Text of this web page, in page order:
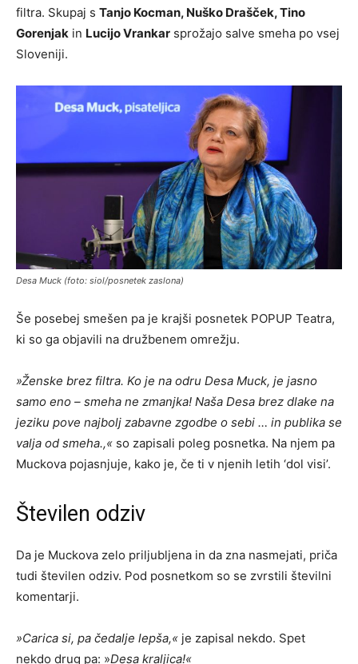
filtra. Skupaj s Tanjo Kocman, Nuško Drašček, Tino
Gorenjak in Lucijo Vrankar sprožajo salve smeha po vsej
Sloveniji.
Desa Muck (foto: siol/posnetek zaslona)
Še posebej smešen pa je krajši posnetek POPUP Teatra,
ki so ga objavili na družbenem omrežju.
»Ženske brez filtra. Ko je na odru Desa Muck, je jasno
samo eno – smeha ne zmanjka! Naša Desa brez dlake na
jeziku pove najbolj zabavne zgodbe o sebi … in publika se
valja od smeha.,« so zapisali poleg posnetka. Na njem pa
Muckova pojasnjuje, kako je, če ti v njenih letih ‘dol visi’.
Številen odziv
Da je Muckova zelo priljubljena in da zna nasmejati, priča
tudi številen odziv. Pod posnetkom so se zvrstili številni
komentarji.
»Carica si, pa čedalje lepša,« je zapisal nekdo. Spet
nekdo drug pa: »Desa kraljica!«